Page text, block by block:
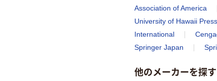
Association of America
University of Hawaii Press
International
Springer Japan
他のメーカーを探す